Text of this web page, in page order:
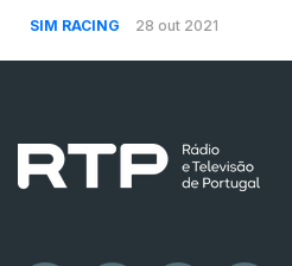
SIM RACING 28 out 2021